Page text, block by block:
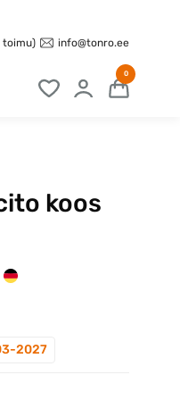
toimu) info@tonro.ee
0
koos
2027